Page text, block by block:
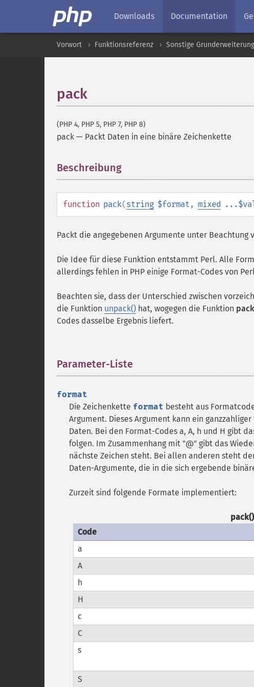
Downloads Documentation
Vorwort Funktionsreferenz Sonstige
pack
(PHP 4, PHP 5, PHP 7, PHP 8)
pack — Packt Daten in eine binäre Zeichenkette
Beschreibung
function pack(string $format , mixed
Packt die angegebenen Argumente unter Beachtung
Die Idee für diese Funktion entstammt Perl. Alle
allerdings fehlen in PHP einige Format-Codes von
Beachten sie, dass der Unterschied zwischen
die Funktion unpack() hat, wogegen die Funktion
Codes dasselbe Ergebnis liefert.
Parameter-Liste
format
Die Zeichenkette format besteht aus
Argument. Dieses Argument kann ein
Daten. Bei den Format-Codes a, A, h und H gibt
folgen. Im Zusammenhang mit "@" gibt das
nächste Zeichen steht. Bei allen anderen steht
Daten-Argumente, die in die sich ergebende
Zurzeit sind folgende Formate implementiert:
pack()
Code
a
A
h
H
c
C
s
S